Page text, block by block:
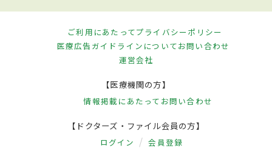
ご利用にあたってプライバシーポリシー
医療広告ガイドラインについてお問い合わせ
運営会社
【医療機関の方】
情報掲載にあたって お問い合わせ
【ドクターズ・ファイル会員の方】
ログイン 会員登録